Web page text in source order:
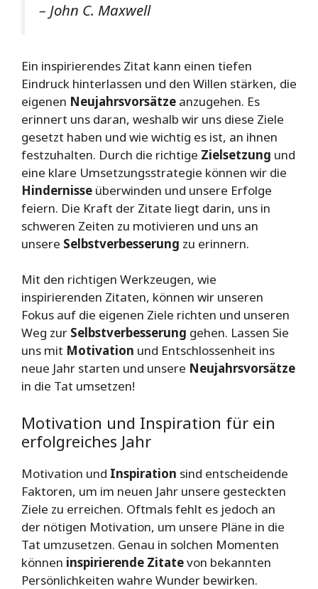
– John C. Maxwell
Ein inspirierendes Zitat kann einen tiefen
Eindruck hinterlassen und den Willen stärken, die
eigenen Neujahrsvorsätze anzugehen. Es
erinnert uns daran, weshalb wir uns diese Ziele
gesetzt haben und wie wichtig es ist, an ihnen
festzuhalten. Durch die richtige Zielsetzung und
eine klare Umsetzungsstrategie können wir die
Hindernisse überwinden und unsere Erfolge
feiern. Die Kraft der Zitate liegt darin, uns in
schweren Zeiten zu motivieren und uns an
unsere Selbstverbesserung zu erinnern.
Mit den richtigen Werkzeugen, wie
inspirierenden Zitaten, können wir unseren
Fokus auf die eigenen Ziele richten und unseren
Weg zur Selbstverbesserung gehen. Lassen Sie
uns mit Motivation und Entschlossenheit ins
neue Jahr starten und unsere Neujahrsvorsätze
in die Tat umsetzen!
Motivation und Inspiration für ein
erfolgreiches Jahr
Motivation und Inspiration sind entscheidende
Faktoren, um im neuen Jahr unsere gesteckten
Ziele zu erreichen. Oftmals fehlt es jedoch an
der nötigen Motivation, um unsere Pläne in die
Tat umzusetzen. Genau in solchen Momenten
können inspirierende Zitatevon bekannten
Persönlichkeiten wahre Wunder bewirken.